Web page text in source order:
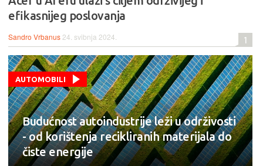
efikasnijeg poslovanja
Sandro Vrbanus 24. svibnja 2024. 1
AUTOMOBILI
Budućnost autoindustrije leži u održivosti
- od korištenja recikliranih materijala do
čiste energije